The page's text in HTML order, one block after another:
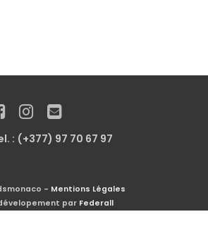
: (+377) 97 70 67 97
- Mentions Légales
par Federall